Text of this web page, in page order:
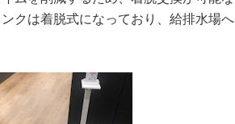
クは着脱式になっており、給排水場へ